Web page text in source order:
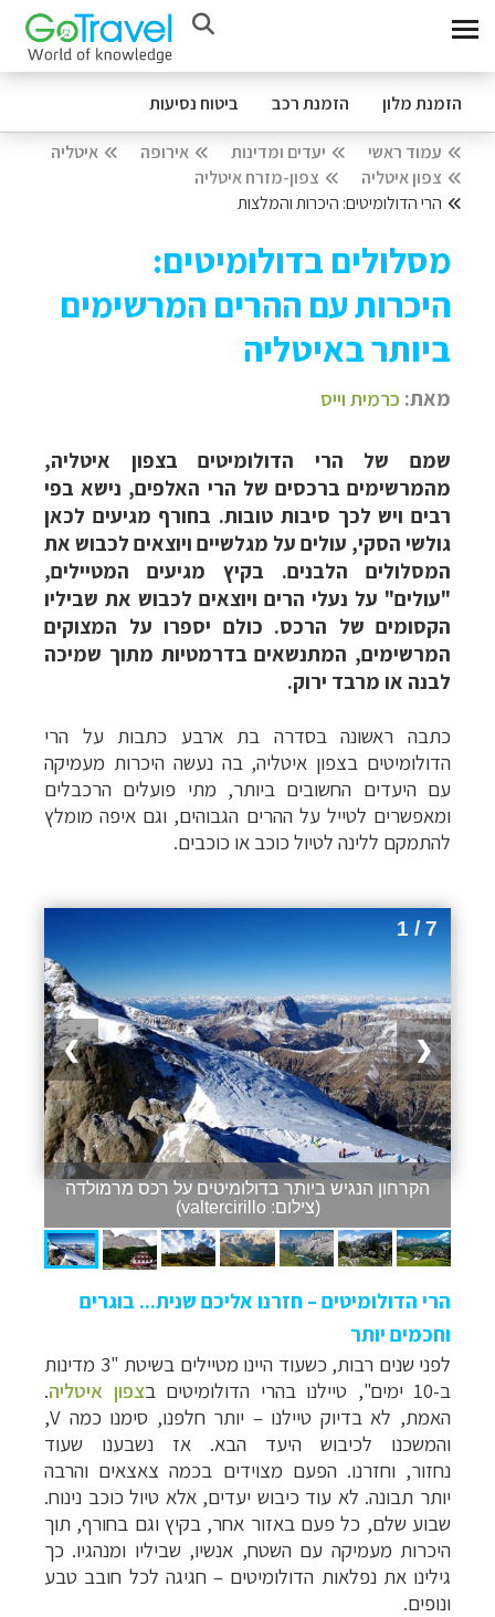
הזמנת מלון הזמנת רכב ביטוח נסיעות
עמוד ראשי יעדים ומדינות אירופה
איטליה
צפון איטליה
צפון-מזרח איטליה
הרי הדולומיטים: היכרות והמלצות
מסלולים בדולומיטים:
היכרות עם ההרים המרשימים
ביותר באיטליה
מאת: כרמית וייס
שמם של הרי הדולומיטים בצפון איטליה,
מהמרשימים ברכסים של הרי האלפים, נישא בפי
רבים ויש לכך סיבות טובות. בחורף מגיעים לכאן
גולשי הסקי, עולים על מגלשיים ויוצאים לכבוש את
המסלולים הלבנים. בקיץ מגיעים המטיילים,
"עולים" על נעלי הרים ויוצאים לכבוש את שביליו
הקסומים של הרכס. כולם יספרו על המצוקים
המרשימים, המתנשאים בדרמטיות מתוך שמיכה
לבנה או מרבד ירוק.
כתבה ראשונה בסדרה בת ארבע כתבות על הרי
הדולומיטים בצפון איטליה, בה נעשההיכרות מעמיקה
עם היעדים החשובים ביותר, מתי פועלים הרכבלים
ומאפשרים לטייל על ההרים הגבוהים, וגם איפה מומלץ
להתמקם ללינה לטיול כוכב או כוכבים.
1 / 7
❯ ❮
הקרחון הנגיש ביותר בדולומיטים על רכס מרמולדה
(צילום: valtercirillo)
הרי הדולומיטים – חזרנו אליכם שנית... בוגרים
וחכמים יותר
לפני שנים רבות, כשעוד היינו מטיילים בשיטת "3 מדינות
ב-10 ימים", טיילנו בהרי הדולומיטים ב
צפון איטליה.
האמת, לא בדיוק טיילנו–
יותר חלפנו, סימנו כמה V,
והמשכנו לכיבוש היעד הבא. אז נשבענו שעוד
נחזור,וחזרנו.הפעם מצוידים בכמה צאצאים והרבה
יותר תבונה. לא עוד כיבוש יעדים, אלא טיול כוכב נינוח.
שבוע שלם, כל פעם באזור אחר, בקיץ וגם בחורף, תוך
היכרות מעמיקה עם השטח, אנשיו, שביליו ומנהגיו. כך
גילינו את נפלאות הדולומיטים – חגיגה לכל חובב טבע
ונופים.